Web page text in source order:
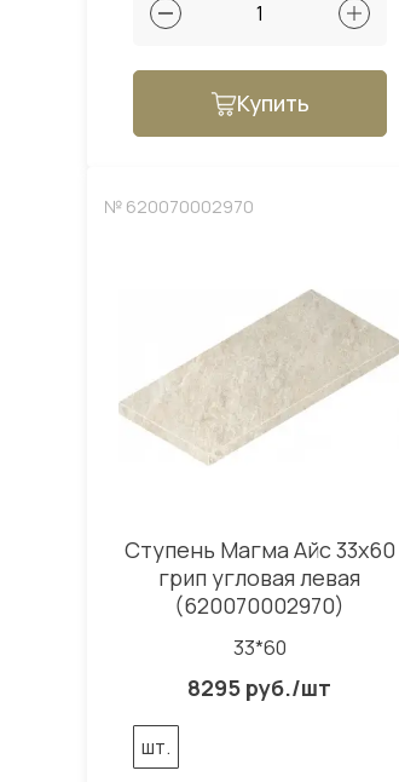
Купить
№ 620070002970
Ступень Магма Айс 33x60
грип угловая левая
(620070002970)
33*60
8295 руб./шт
шт.